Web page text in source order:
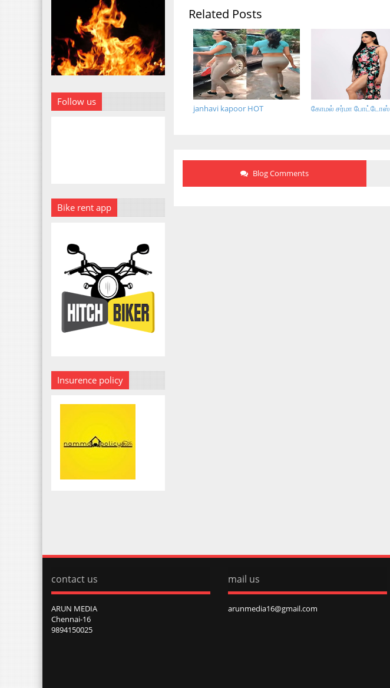
Follow us
Bike rent app
Insurence policy
k
Related Posts
கோமல் சர்மா போட்டோஸ்
janhavi kapoor HOT
Blog Comments
contact us
ARUN MEDIA
Chennai-16
9894150025
mail us
arunmedia16@gmail.com